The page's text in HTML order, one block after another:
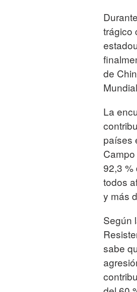
trágico
de
La
países
92,3 %
todos
y más
Según
sabe